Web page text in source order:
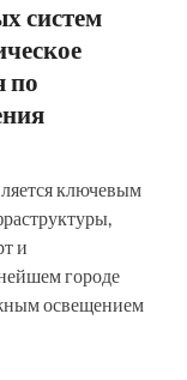
систем
по
ключевым
и
городе
освещением